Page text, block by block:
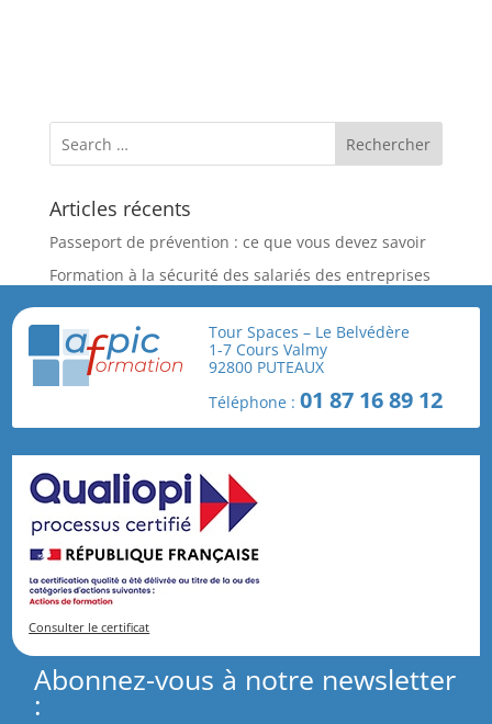
Articles récents
Passeport de prévention : ce que vous devez savoir
Formation à la sécurité des salariés des entreprises
Nouvelle Formation Spécifique : Prévention du risque
biologique dans les abattoirs de volailles
L’Obligation de Prévention du Risque Biologique des
Employeurs : Un Engagement Légal et Moral
avec l’AFPIC
Commentaires récents
Tour Spaces – Le Belvédère
1-7 Cours Valmy
92800 PUTEAUX
Téléphone :01 87 16 89 12
Consulter le certificat
Abonnez-vous à notre newsletter
: